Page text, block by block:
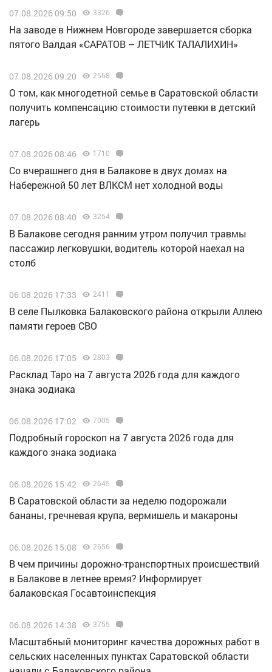
07.08.2026 09:50 3326
Н️а заводе в Нижнем Новгороде завершается сборка
пятого Валдая «САРАТОВ – ЛЕТЧИК ТАЛАЛИХИН»
07.08.2026 09:20 2568
О том, как многодетной семье в Саратовской области
получить компенсацию стоимости путевки в детский
лагерь
07.08.2026 08:46 1710
Со вчерашнего дня в Балакове в двух домах на
Набережной 50 лет ВЛКСМ нет холодной воды
07.08.2026 08:40 3254
В Балакове сегодня ранним утром получил травмы
пассажир легковушки, водитель которой наехал на
столб
06.08.2026 17:33 2411
В селе Пылковка Балаковского района открыли Аллею
памяти героев СВО
06.08.2026 17:05 2803
Расклад Таро на 7 августа 2026 года для каждого
знака зодиака
06.08.2026 17:02 7005
Подробный гороскоп на 7 августа 2026 года для
каждого знака зодиака
06.08.2026 15:42 2645
В Саратовской области за неделю подорожали
бананы, гречневая крупа, вермишель и макароны
06.08.2026 15:08 2656
В чем причины дорожно-транспортных происшествий
в Балакове в летнее время? Информирует
балаковская Госавтоинспекция
06.08.2026 14:38 3755
Масштабный мониторинг качества дорожных работ в
сельских населенных пунктах Саратовской области